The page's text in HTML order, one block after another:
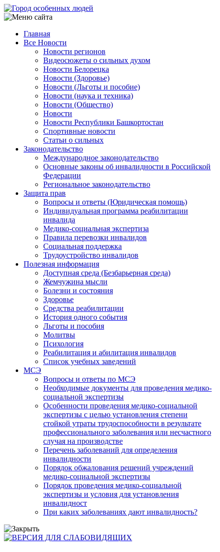
Перейти
к
содержанию
Main
navigation
Главная
Все Новости
Новости регионов
Видеосюжеты о сильных духом
Новости Белорецка
Новости (Здоровье)
Новости (Льготы и пособие)
Новости (наука и техника)
Новости (Общество)
Новости
Новости Республики Башкортостан
Спортивные новости
Статьи о сильных
Законодательство
Международное законодательство
Основные законы об инвалидности в Российской
Федерации
Региональное законодательство
Защита прав
Вопросы и ответы (Юридическая помощь)
Индивидуальная программа реабилитации
инвалида
Медико-социальная экспертиза
Правила перевозки инвалидов
Социальная поддержка
Трудоустройство инвалидов
Полезная информация
Доступная среда (Безбарьерная среда)
Жемчужина мысли
Болезни и состояния
Здоровье
Средства реабилитации
История одного события
Льготы и пособия
Молитвы
Психология
Реабилитация и абилитация инвалидов
Список учебных заведений
МСЭ
Вопросы и ответы по МСЭ
Необходимые документы для проведения медико-
социальной экспертизы
Особенности проведения медико-социальной
экспертизы с целью установления степени
стойкой утраты трудоспособности в результате
профессионального заболевания или несчастного
случая на производстве
Перечень заболеваний для определения
инвалидности
Порядок обжалования решений учреждений
медико-социальной экспертизы
Порядок проведения медико-социальной
экспертизы и условия для установления
инвалидност
При каких заболеваниях дают инвалидность?